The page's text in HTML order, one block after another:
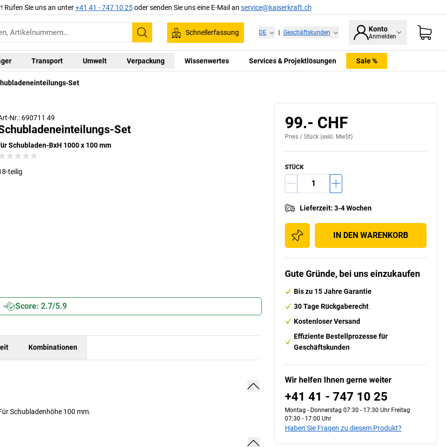
Rufen Sie uns an unter+41 41 - 747 10 25oder senden Sie uns eine E-Mail an service@kaiserkraft.ch
Suchen
Schnellerfassung DE Geschäftskunden Konto
Anmelden
Transport Umwelt Verpackung Wissenwertes Services & Projektlösungen Sale %
Set
Nr.: 690711 49
Set
Schubladen-BxH 1000 x 100 mm
teilig
Score: 2.7/5.9
Kombinationen
Schubladenhöhe 100 mm.
99.- CHF
Preis / Stück (exkl. MwSt)
STÜCK
Lieferzeit: 3-4 Wochen
IN DEN WARENKORB
Gute Gründe, bei uns einzukaufen
Bis zu 15 Jahre Garantie
30 Tage Rückgaberecht
Kostenloser Versand
Effiziente Bestellprozesse für
Geschäftskunden
Wir helfen Ihnen gerne weiter
+41 41 - 747 10 25
Montag - Donnerstag 07:30 - 17:30 Uhr Freitag
07:30 - 17:00 Uhr
Haben Sie Fragen zu diesem Produkt?